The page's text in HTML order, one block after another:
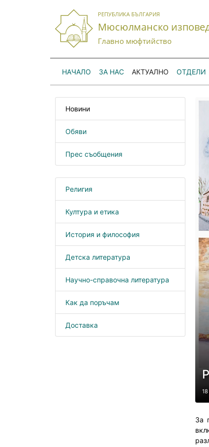
РЕПУБЛИКА БЪЛГАРИЯ
Мюсюлманско
Главно мюфтийство
НАЧАЛО ЗА НАС АКТУАЛНО ОТДЕЛИ
Новини
Обяви
Прес съобщения
Религия
Култура и етика
История и философия
Детска литература
Научно-справочна литература
Как да поръчам
Доставка
За